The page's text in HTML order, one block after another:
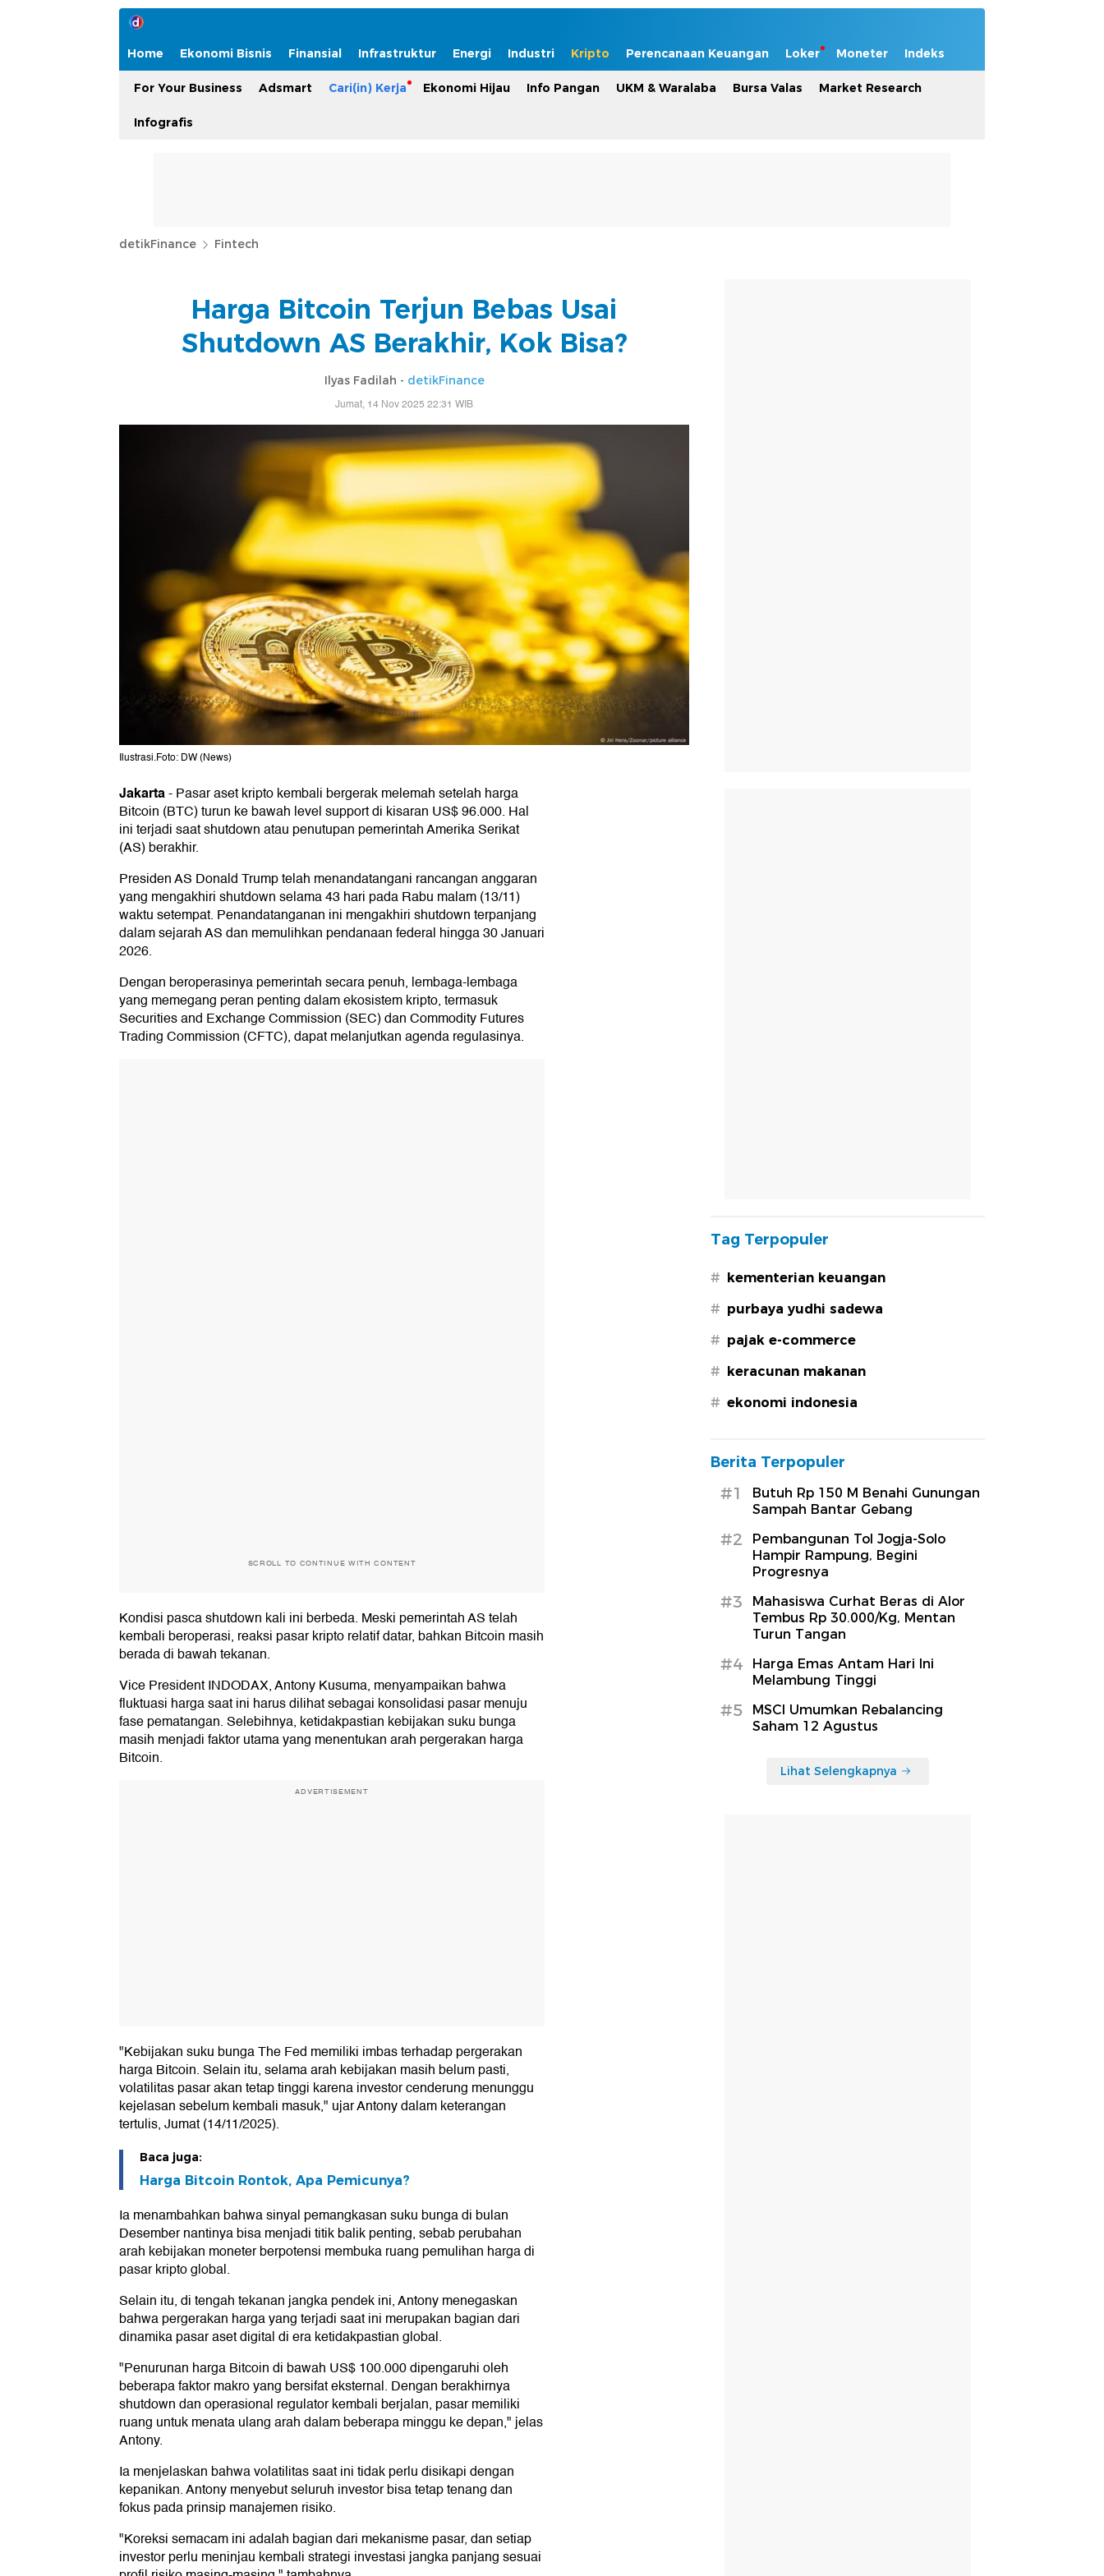
Home Ekonomi Bisnis Finansial Infrastruktur Energi Industri Kripto Perencanaan Keuangan Loker Moneter Indeks
For Your Business Adsmart Cari(in) Kerja Ekonomi Hijau Info Pangan UKM & Waralaba Bursa Valas Market Research
Infografis
detikFinance Fintech
Harga Bitcoin Terjun Bebas Usai
Shutdown AS Berakhir, Kok Bisa?
Ilyas Fadilah - detikFinance
Jumat, 14 Nov 2025 22:31 WIB
Ilustrasi.Foto: DW (News)
Jakarta-Pasar aset kripto kembali bergerak melemah setelah harga
Bitcoin (BTC) turun ke bawah level support di kisaran US$ 96.000. Hal
ini terjadi saat shutdown atau penutupan pemerintah Amerika Serikat
(AS) berakhir.
Presiden AS Donald Trump telah menandatangani rancangan anggaran
yang mengakhiri shutdown selama 43 hari pada Rabu malam (13/11)
waktu setempat. Penandatanganan ini mengakhiri shutdown terpanjang
dalam sejarah AS dan memulihkan pendanaan federal hingga 30 Januari
2026.
Dengan beroperasinya pemerintah secara penuh, lembaga-lembaga
yang memegang peran penting dalam ekosistem kripto, termasuk
Securities and Exchange Commission (SEC) dan Commodity Futures
Trading Commission (CFTC), dapat melanjutkan agenda regulasinya.
SCROLL TO CONTINUE WITH CONTENT
Kondisi pasca shutdown kali ini berbeda. Meski pemerintah AS telah
kembali beroperasi, reaksi pasar kripto relatif datar, bahkan Bitcoin masih
berada di bawah tekanan.
Vice President INDODAX, Antony Kusuma, menyampaikan bahwa
fluktuasi harga saat ini harus dilihat sebagai konsolidasi pasar menuju
fase pematangan. Selebihnya, ketidakpastian kebijakan suku bunga
masih menjadi faktor utama yang menentukan arah pergerakan harga
Bitcoin.
ADVERTISEMENT
"Kebijakan suku bunga The Fed memiliki imbas terhadap pergerakan
harga Bitcoin. Selain itu, selama arah kebijakan masih belum pasti,
volatilitas pasar akan tetap tinggi karena investor cenderung menunggu
kejelasan sebelum kembali masuk," ujar Antony dalam keterangan
tertulis, Jumat (14/11/2025).
Baca juga:
Harga Bitcoin Rontok, Apa Pemicunya?
Ia menambahkan bahwa sinyal pemangkasan suku bunga di bulan
Desember nantinya bisa menjadi titik balik penting, sebab perubahan
arah kebijakan moneter berpotensi membuka ruang pemulihan harga di
pasar kripto global.
Selain itu, di tengah tekanan jangka pendek ini, Antony menegaskan
bahwa pergerakan harga yang terjadi saat ini merupakan bagian dari
dinamika pasar aset digital di era ketidakpastian global.
"Penurunan harga Bitcoin di bawah US$ 100.000 dipengaruhi oleh
beberapa faktor makro yang bersifat eksternal. Dengan berakhirnya
shutdown dan operasional regulator kembali berjalan, pasar memiliki
ruang untuk menata ulang arah dalam beberapa minggu ke depan," jelas
Antony.
Ia menjelaskan bahwa volatilitas saat ini tidak perlu disikapi dengan
kepanikan. Antony menyebut seluruh investor bisa tetap tenang dan
fokus pada prinsip manajemen risiko.
"Koreksi semacam ini adalah bagian dari mekanisme pasar, dan setiap
investor perlu meninjau kembali strategi investasi jangka panjang sesuai
Tag Terpopuler
# kementerian keuangan
# purbaya yudhi sadewa
# pajak e-commerce
# keracunan makanan
# ekonomi indonesia
Berita Terpopuler
#1
Butuh Rp 150 M Benahi Gunungan
Sampah Bantar Gebang
#2
Pembangunan Tol Jogja-Solo
Hampir Rampung, Begini
Progresnya
#3
Mahasiswa Curhat Beras di Alor
Tembus Rp 30.000/Kg, Mentan
Turun Tangan
#4
Harga Emas Antam Hari Ini
Melambung Tinggi
#5
MSCI Umumkan Rebalancing
Saham 12 Agustus
Lihat Selengkapnya